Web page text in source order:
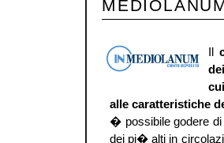
Il
alle caratteristiche
� possibile godere
dei pi� alti in